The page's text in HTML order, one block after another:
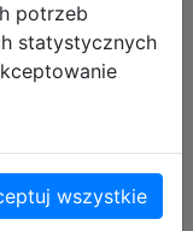
potrzeb
statystycznych
wszystkie